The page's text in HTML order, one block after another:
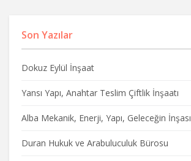
Son Yazılar
Dokuz Eylül İnşaat
Yansı Yapı, Anahtar Teslim Çiftlik İnşaatı
Alba Mekanik, Enerji, Yapı, Geleceğin İnşası
Duran Hukuk ve Arabuluculuk Bürosu